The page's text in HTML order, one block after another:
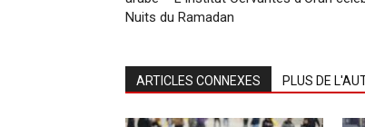
Nuits du Ramadan
ARTICLES CONNEXES PLUS DE